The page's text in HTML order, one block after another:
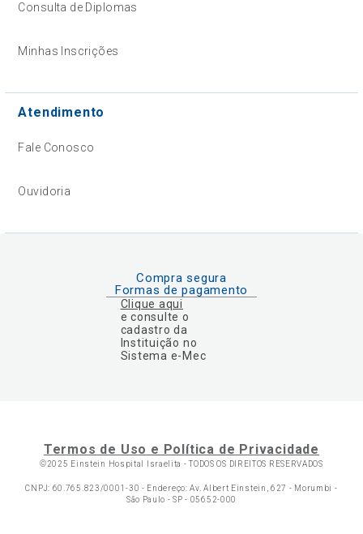
Consulta de Diplomas
Minhas Inscrições
Atendimento
Fale Conosco
Ouvidoria
Compra segura
Formas de pagamento
Clique aqui
e consulte o
cadastro da
Instituição no
Sistema e-Mec
Termos de Uso e Política de Privacidade
©2025 Einstein Hospital Israelita -TODOS OS DIREITOS RESERVADOS
CNPJ: 60.765.823/0001-30 - Endereço: Av. Albert Einstein, 627 - Morumbi -
São Paulo - SP - 05652-000